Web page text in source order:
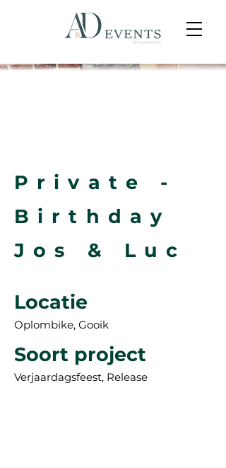
Private -
Birthday
Jos & Luc
Locatie
Oplombike, Gooik
Soort project
Verjaardagsfeest, Release